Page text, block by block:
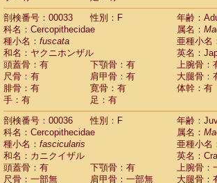
CercopithecidaeTheropithecus
CercopithecidaeMacaca arctoides(3)
Cercopithecidae Macaca assamensis
Cercopithecidae
Macaca
CercopithecidaeMacaca cyclopis (17)
CercopithecidaeMacaca fascicularis
CercopithecidaeMacaca fuscaca
CercopithecidaeMacaca fuscata
CercopithecidaeMacaca fuscata
CercopithecidaeMacaca maura(3)
Cercopithecidae Macaca mulatta(56)
Cercopithecidae Macaca nemestrina(3)
Cercopithecidae Macaca nigra(0)
CercopithecidaeMacaca radiata(27)
剖検番号：00033
性別：F
年齢：
科名：Cercopithecidae
属名：
種小名： fuscata
亜種小名
和名：ヤクニホンザル
英名：
頭蓋骨：有
下顎骨：有
上腕骨：
尺骨：有
肩甲骨：有
大腿骨：
腓骨：有
寛骨：有
体幹：有
手：有
足：有
剖検番号：00036
性別：F
年齢：
科名：Cercopithecidae
属名：
種小名： fascicularis
亜種小名
和名：カニクイザル
英名：
頭蓋骨：有
下顎骨：有
上腕骨：
尺骨：一部無
肩甲骨：一部無
大腿骨：